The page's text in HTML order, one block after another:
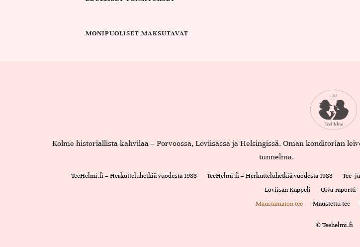
MONIPUOLISET MAKSUTAVAT
Kolme historiallista kahvilaa – Porvoossa, Loviisassa ja Helsingissä. Oman konditorian
tunnelma.
TeeHelmi.fi – Herkutteluhetkiä vuodesta 1983 TeeHelmi.fi – Herkutteluhetkiä vuodesta 1983 Tee-
Loviisan Kappeli
Oiva-raportti
Maustamaton tee
Maustettu tee
© Teehelmi.fi